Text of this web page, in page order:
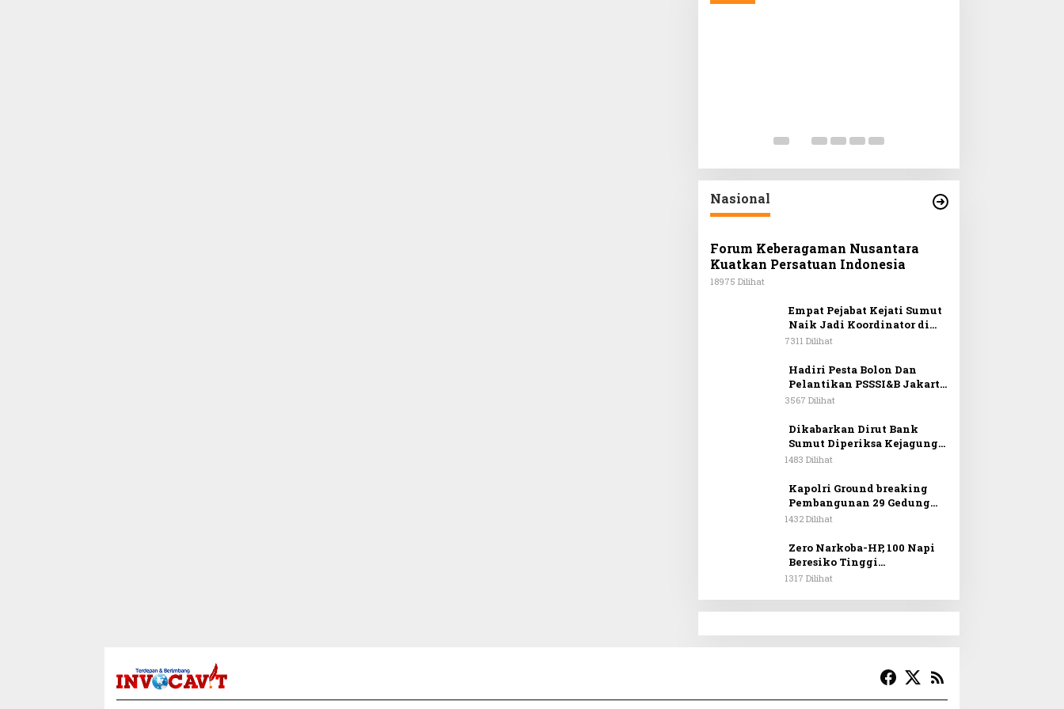
Nasional
Forum Keberagaman Nusantara
Kuatkan Persatuan Indonesia
18975 Dilihat
Empat Pejabat Kejati Sumut
Naik Jadi Koordinator di
Kejagung
7311 Dilihat
Hadiri Pesta Bolon Dan
Pelantikan PSSSI&B Jakarta
& Sekitarnya, Anggota DPR
Maruli Siahaan SH.MH:
Keturunan Simanjuntak
Dapat Berkontribusi
3567 Dilihat
Dikabarkan Dirut Bank
Sumut Diperiksa Kejagung
RI Terkait Pencairan Kredit
1483 Dilihat
Kapolri Ground breaking
Pembangunan 29 Gedung
SPPG Jajaran Polda Sumut
1432 Dilihat
Zero Narkoba-HP, 100 Napi
Beresiko Tinggi
Dipindahkan ke Lapas
1317 Dilihat